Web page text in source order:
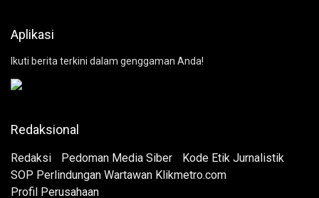
Aplikasi
Ikuti berita terkini dalam genggaman Anda!
Redaksional
Redaksi Pedoman Media Siber
Kode Etik Jurnalistik
SOP Perlindungan Wartawan Klikmetro.com
Profil Perusahaan